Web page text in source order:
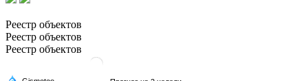
Реестр объектов
Реестр объектов
Реестр объектов